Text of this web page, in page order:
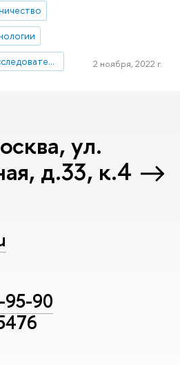
лекции приглашенных исследователей
2 ноября, 2022 г.
ул.
д.33, к.4
90